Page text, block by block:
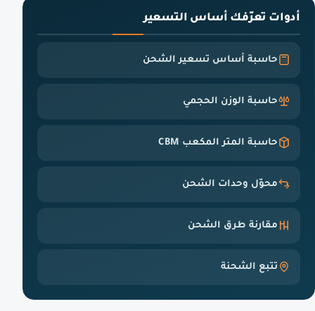
أدوات تعرّفك أساس التسعير
حاسبة أساس تسعير الشحن
حاسبة الوزن الحجمي
حاسبة المتر المكعب CBM
محوّل وحدات الشحن
مقارنة طرق الشحن
تتبع الشحنة